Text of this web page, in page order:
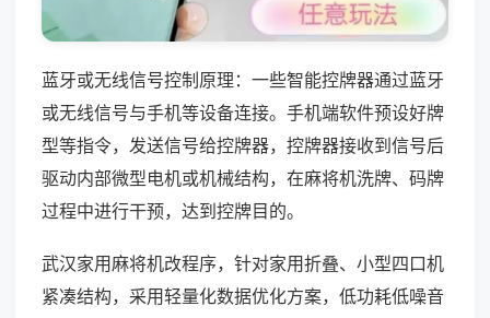
蓝牙或无线信号控制原理：一些智能控牌器通过蓝牙
或无线信号与手机等设备连接。手机端软件预设好牌
型等指令，发送信号给控牌器，控牌器接收到信号后
驱动内部微型电机或机械结构，在麻将机洗牌、码牌
过程中进行干预，达到控牌目的。
武汉家用麻将机改程序，针对家用折叠、小型四口机
紧凑结构，采用轻量化数据优化方案，低功耗低噪音